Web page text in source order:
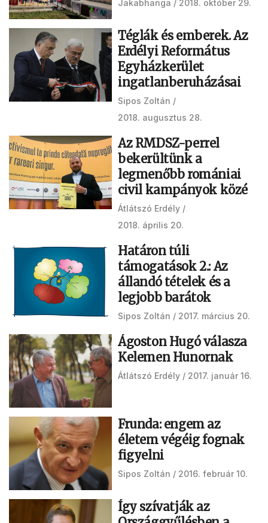
Jakabhanga 2018. október 29.
Téglák és emberek. Az
Erdélyi Református
Egyházkerület
ingatlanberuházásai
Sipos Zoltán
2018. augusztus 28.
Az RMDSZ-perrel
bekerültünk a
legmenőbb romániai
civil kampányok közé
Átlátszó Erdély
2018. április 20.
Határon túli
támogatások 2.: Az
állandó tételek és a
legjobb barátok
Sipos Zoltán 2017. március 20.
Ágoston Hugó válasza
Kelemen Hunornak
Átlátszó Erdély 2017. január 16.
Frunda: engem az
életem végéig fognak
figyelni
Sipos Zoltán 2016. február 10.
Így szívatják az